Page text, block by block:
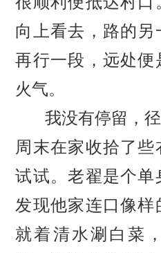
向上看去，路的另
再行一段，远处便
火气。
我没有停留，
周末在家收拾了
试试。老翟是个单
发现他家连口像样
就着清水涮白菜